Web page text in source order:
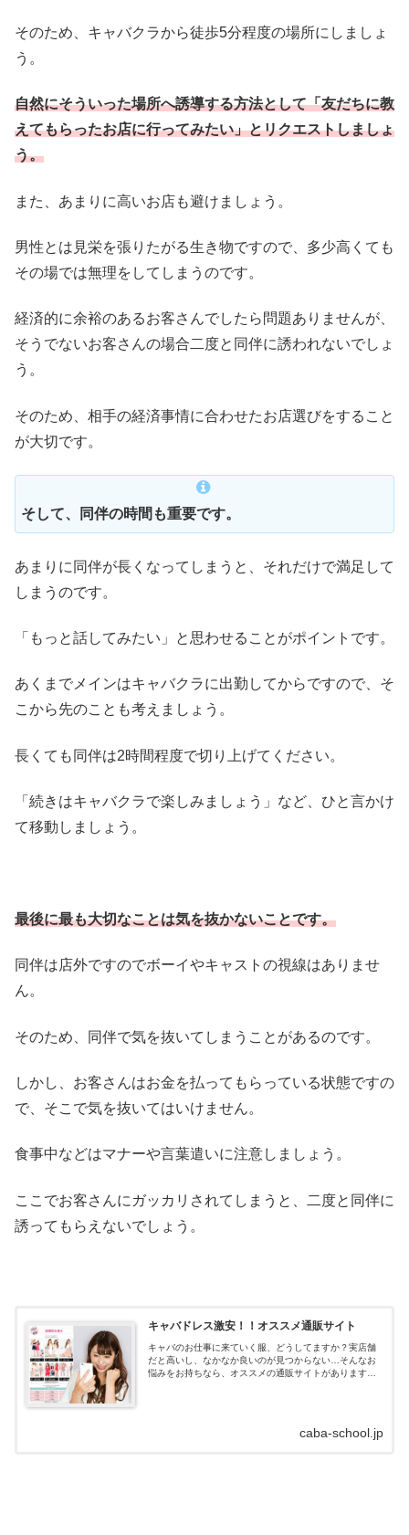
そのため、キャバクラから徒歩5分程度の場所にしましょ
う。
自然にそういった場所へ誘導する方法として「友だちに教
えてもらったお店に行ってみたい」とリクエストしましょ
う。
また、あまりに高いお店も避けましょう。
男性とは見栄を張りたがる生き物ですので、多少高くても
その場では無理をしてしまうのです。
経済的に余裕のあるお客さんでしたら問題ありませんが、
そうでないお客さんの場合二度と同伴に誘われないでしょ
う。
そのため、相手の経済事情に合わせたお店選びをすること
が大切です。
そして、同伴の時間も重要です。
あまりに同伴が長くなってしまうと、それだけで満足して
しまうのです。
「もっと話してみたい」と思わせることがポイントです。
あくまでメインはキャバクラに出勤してからですので、そ
こから先のことも考えましょう。
長くても同伴は2時間程度で切り上げてください。
「続きはキャバクラで楽しみましょう」など、ひと言かけ
て移動しましょう。
最後に最も大切なことは気を抜かないことです。
同伴は店外ですのでボーイやキャストの視線はありませ
ん。
そのため、同伴で気を抜いてしまうことがあるのです。
しかし、お客さんはお金を払ってもらっている状態ですの
で、そこで気を抜いてはいけません。
食事中などはマナーや言葉遣いに注意しましょう。
ここでお客さんにガッカリされてしまうと、二度と同伴に
誘ってもらえないでしょう。
キャバドレス激安！！オススメ通販サイト
キャバのお仕事に来ていく服、どうしてますか？実店舗
だと高いし、なかなか良いのが見つからない…そんなお
悩みをお持ちなら、オススメの通販サイトがあります！
caba-school.jp